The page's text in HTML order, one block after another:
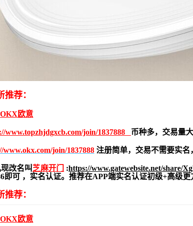
荐：
OKX欧意
www.topzhjdgxcb.com/join/1837888 币种多，交易量大
www.okx.com/join/1837888 注册简单，交易不需要实名
改名叫 芝麻开门 :https://www.gatewebsite.net/share/
即可 ，实名认证。推荐在APP端实名认证初级+高级更
荐：
OKX欧意